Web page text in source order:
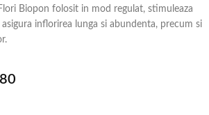
Biopon folosit in mod regulat, stimuleaza
inflorirea lunga si abundenta, precum si